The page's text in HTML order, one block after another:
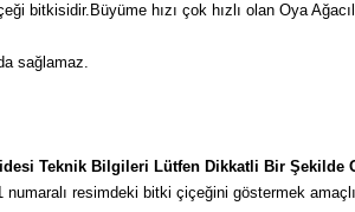
bitkisidir.Büyüme hızı çok hızlı olan Oya
sağlamaz.
Teknik Bilgileri Lütfen Dikkatli Bir Şekilde
numaralı resimdeki bitki çiçeğini göstermek